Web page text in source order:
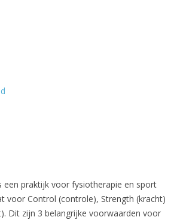
een praktijk voor fysiotherapie en sport
voor Control (controle), Strength (kracht)
Dit zijn 3 belangrijke voorwaarden voor